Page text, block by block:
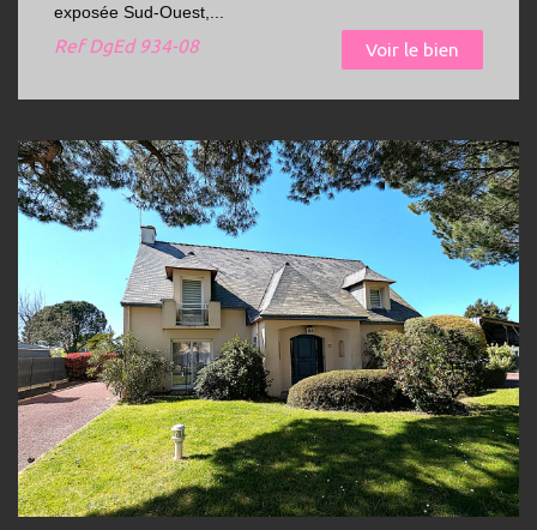
exposée Sud-Ouest,...
RefDgEd 934-08 Voir le bien